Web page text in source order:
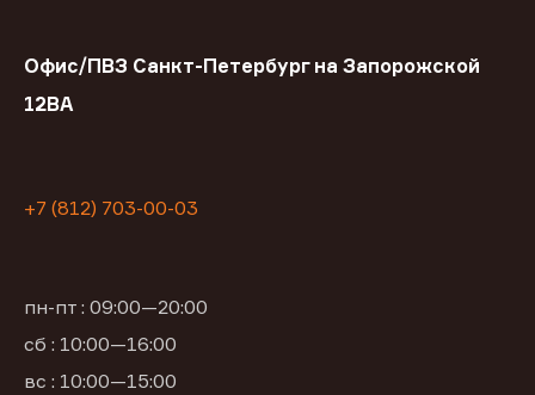
Офис/ПВЗ Санкт-Петербург на Запорожской
12ВА
+7 (812) 703-00-03
пн-пт : 09:00—20:00
сб : 10:00—16:00
вс : 10:00—15:00